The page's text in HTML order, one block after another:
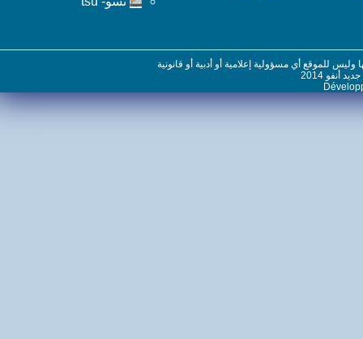
للموقع أي مسؤولية إعلامية أو أدبية أو قانونية
2014